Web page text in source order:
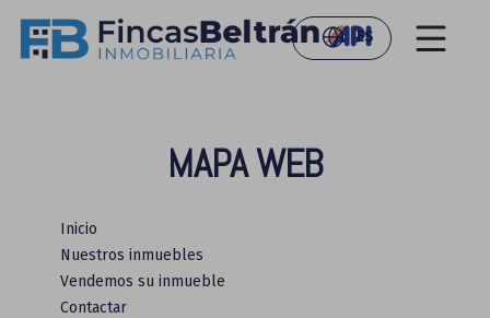
ES
MAPA WEB
Inicio
Nuestros inmuebles
Vendemos su inmueble
Contactar